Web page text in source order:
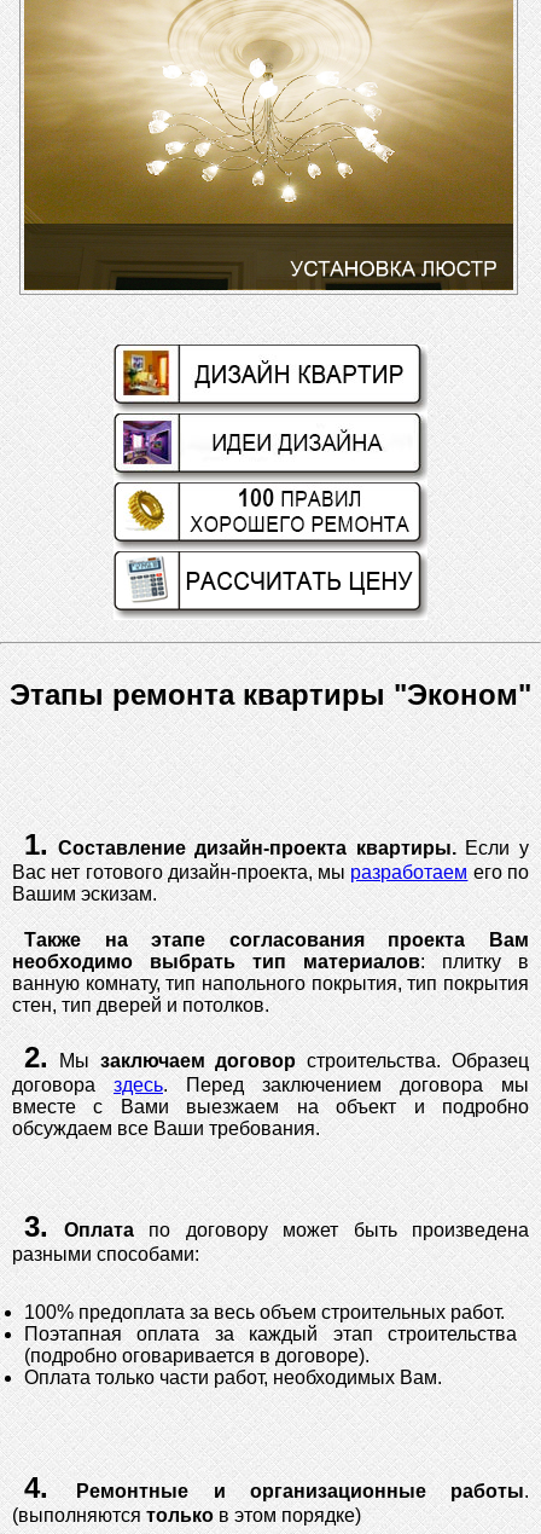
Этапы ремонта квартиры "Эконом"
1. Составление дизайн-проекта квартиры.Если у
Вас нет готового дизайн-проекта, мыразработаемего по
Вашим эскизам.
Также на этапе согласования проекта Вам
необходимо выбрать тип материалов: плитку в
ванную комнату, тип напольного покрытия, тип покрытия
стен, тип дверей и потолков.
2. Мызаключаем договор строительства. Образец
договора здесь. Перед заключением договора мы
вместе с Вами выезжаем на объект и подробно
обсуждаем все Ваши требования.
3. Оплатапо договору может быть произведена
разными способами:
100% предоплата за весь объем строительных работ.
Поэтапная оплата за каждый этап строительства
(подробно оговаривается в договоре).
Оплата только части работ, необходимых Вам.
4.Ремонтные и организационные работы.
(выполняютсятольков этом порядке)